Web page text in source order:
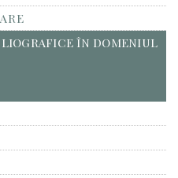
ÎN DOMENIUL